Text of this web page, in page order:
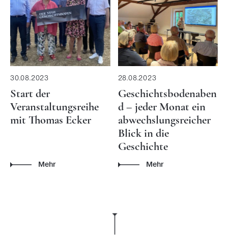
30.08.2023
Start der
Veranstaltungsreihe
mit Thomas Ecker
Mehr
28.08.2023
Geschichtsbodenaben
d – jeder Monat ein
abwechslungsreicher
Blick in die
Geschichte
Mehr